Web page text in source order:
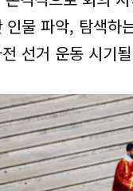
인물 파악, 탐색하
선거 운동 시기